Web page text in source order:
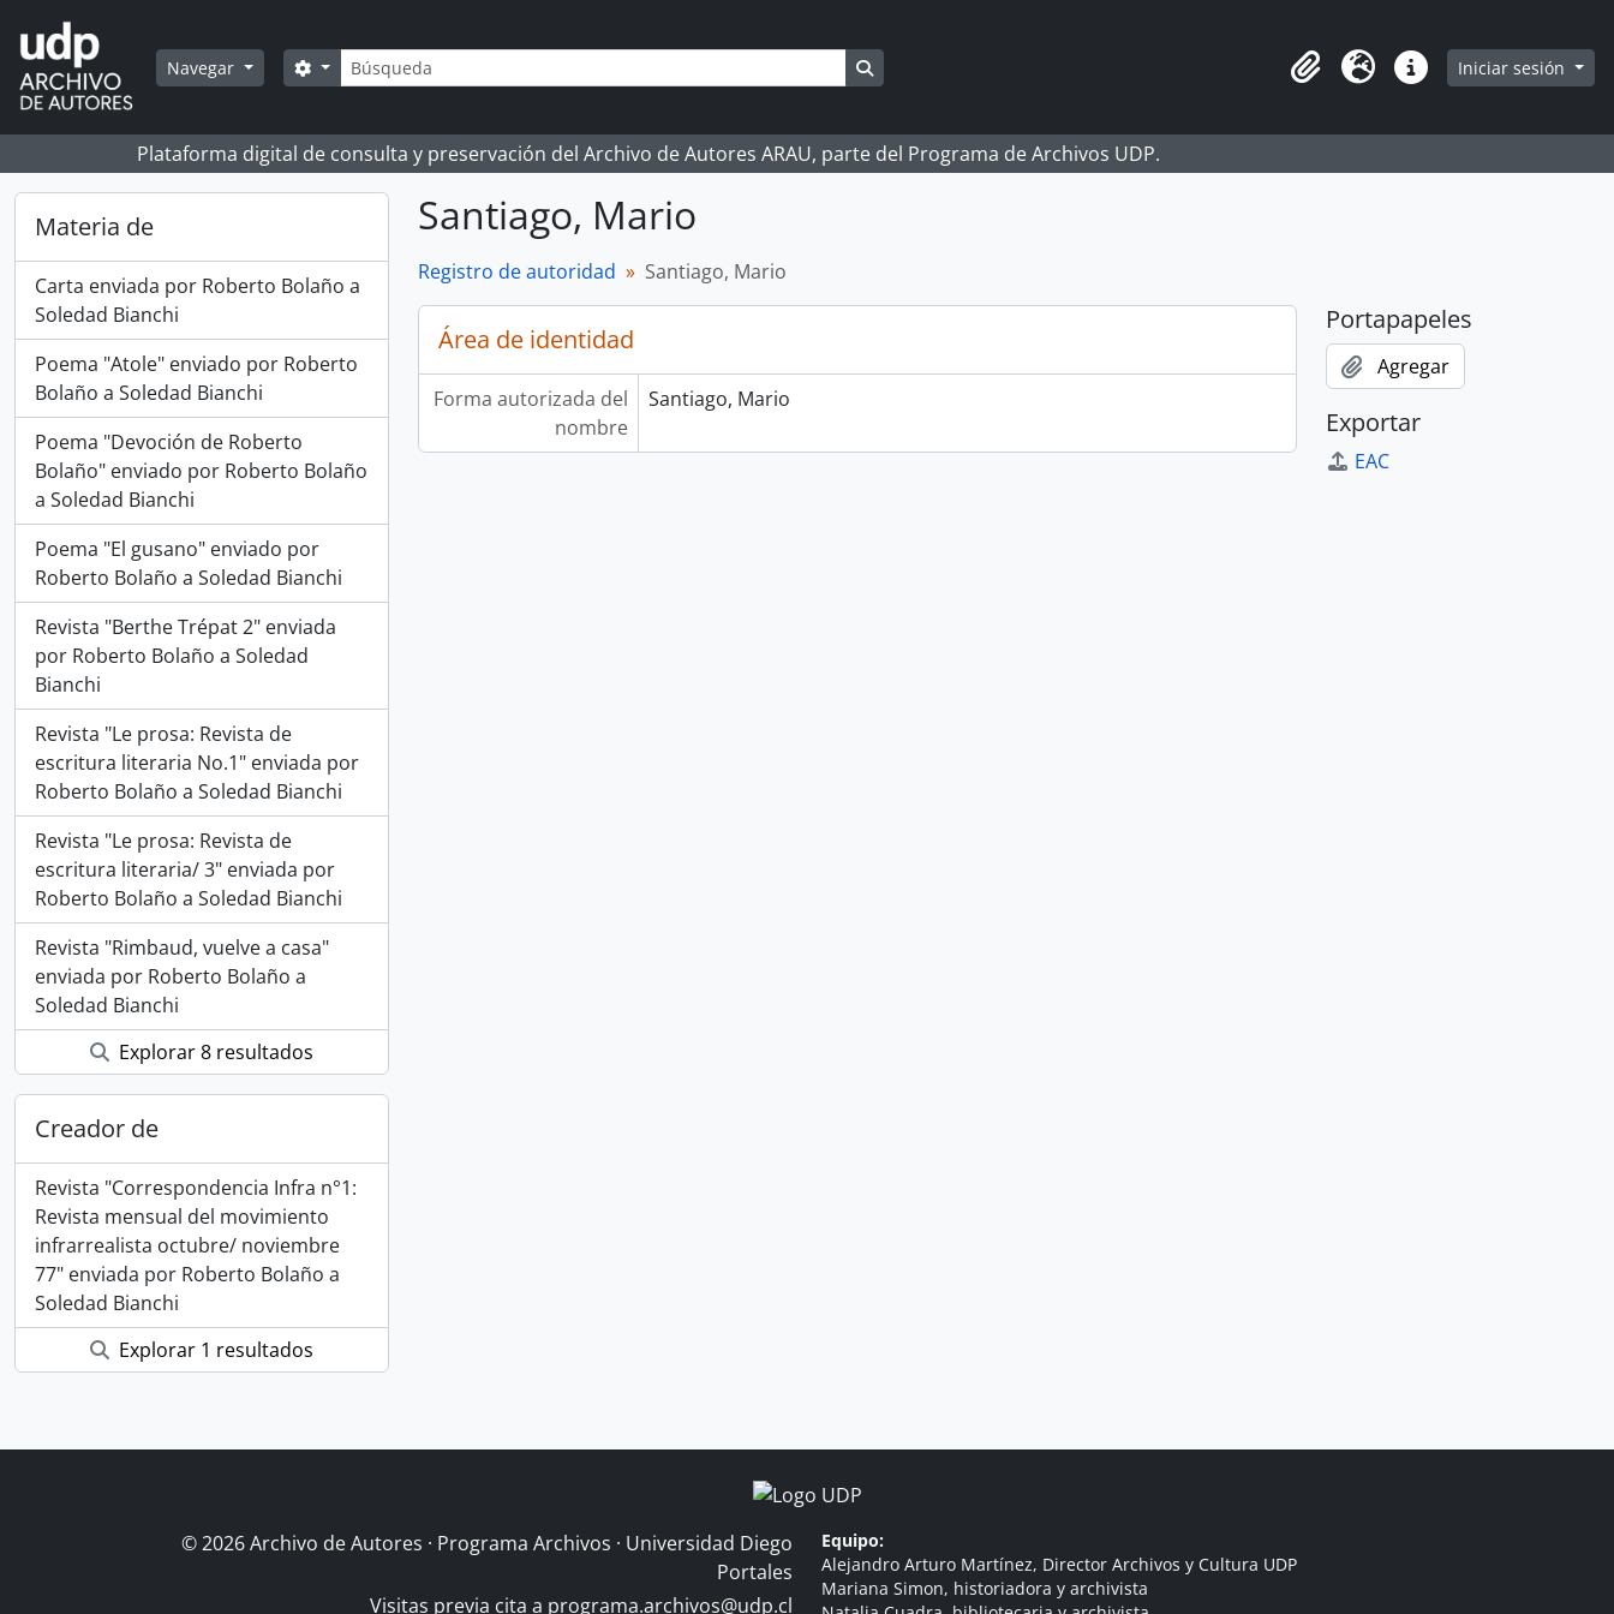
Skip to main content
Navegar Búsqueda
Search options
Portapapeles
Idioma Enlaces rápidos
Iniciar sesión
Plataforma digital de consulta y preservación del Archivo de Autores ARAU, parte del Programa de Archivos UDP.
Materia de
Carta enviada por Roberto Bolaño a
Soledad Bianchi
Poema "Atole" enviado por Roberto
Bolaño a Soledad Bianchi
Poema "Devoción de Roberto
Bolaño" enviado por Roberto Bolaño
a Soledad Bianchi
Poema "El gusano" enviado por
Roberto Bolaño a Soledad Bianchi
Revista "Berthe Trépat 2" enviada
por Roberto Bolaño a Soledad
Bianchi
Revista "Le prosa: Revista de
escritura literaria No.1" enviada por
Roberto Bolaño a Soledad Bianchi
Revista "Le prosa: Revista de
escritura literaria/ 3" enviada por
Roberto Bolaño a Soledad Bianchi
Revista "Rimbaud, vuelve a casa"
enviada por Roberto Bolaño a
Soledad Bianchi
Explorar 8 resultados
Creador de
Revista "Correspondencia Infra n°1:
Revista mensual del movimiento
infrarrealista octubre/ noviembre
77" enviada por Roberto Bolaño a
Soledad Bianchi
Explorar 1 resultados
Santiago, Mario
Registro de autoridad Santiago, Mario
Área de identidad
Forma autorizada del
nombre
Santiago, Mario
Portapapeles
Agregar
Exportar
EAC
© 2026 Archivo de Autores · Programa Archivos · Universidad Diego
Portales
Visitas previa cita a programa.archivos@udp.cl
Equipo:
Alejandro Arturo Martínez, Director Archivos y Cultura UDP
Mariana Simon, historiadora y archivista